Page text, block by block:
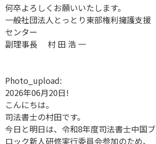
何卒よろしくお願いいたします。
一般社団法人とっとり東部権利擁護支援
センター
副理事長 村 田 浩 一
Photo_upload:
2026年06月20日!
こんにちは。
司法書士の村田です。
今日と明日は、令和8年度司法書士中国ブ
ロック新人研修実行委員会参加のため、